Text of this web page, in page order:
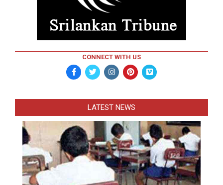
CONNECT WITH US
LATEST NEWS